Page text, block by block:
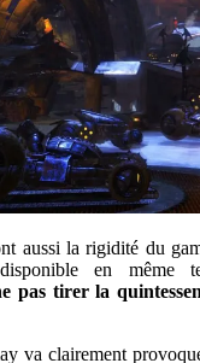
aussi la rigidité du
en même
pas tirer la
va clairement